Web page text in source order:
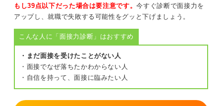
安な気持ちがあるからこそ、そんなときは信頼できる人
に一度聞いてもらったり、キャリアセンターでフィード
なります。
面接は完璧を目指すものではなく、対話を通して自分を
伝える場です。焦らず、少しずつ慣れていきましょう。
1
もし39点以下だった場合は要注意です。今すぐ診断で面接力を
アップし、就職で失敗する可能性をグッと下げましょう。
こんな人に「面接力診断」はおすすめ
・まだ面接を受けたことがない人
・面接でなぜ落ちたかわからない人
・自信を持って、面接に臨みたい人